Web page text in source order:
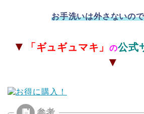
お手洗いは外さないの
▼ 「ギュギュマキ」の公式
▼